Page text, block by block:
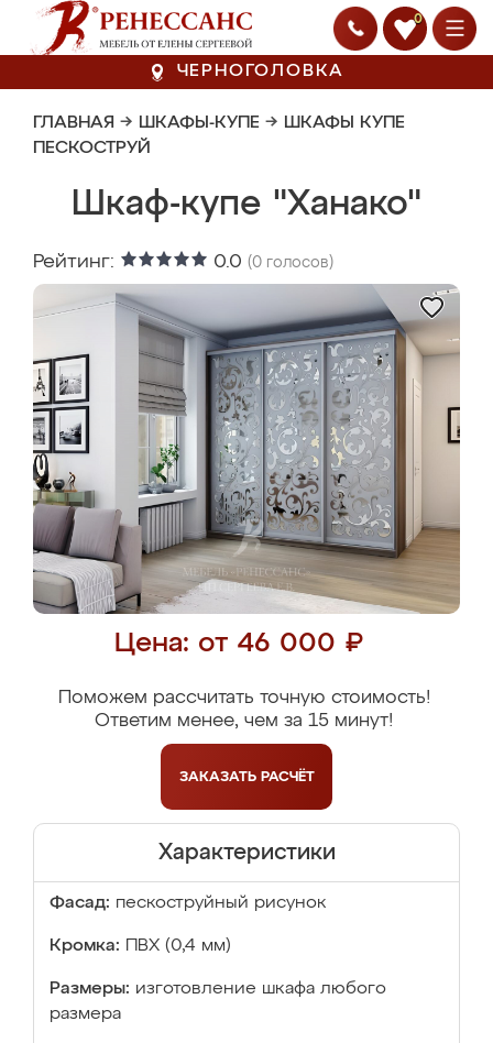
0
ЧЕРНОГОЛОВКА
ГЛАВНАЯ → ШКАФЫ-КУПЕ → ШКАФЫ КУПЕ
ПЕСКОСТРУЙ
Шкаф-купе "Ханако"
Рейтинг: 0.0 (0 голосов)
Цена: от 46 000 ₽
Поможем рассчитать точную стоимость!
Ответим менее, чем за 15 минут!
ЗАКАЗАТЬ РАСЧЁТ
Характеристики
Фасад: пескоструйный рисунок
Кромка: ПВХ (0,4 мм)
Размеры: изготовление шкафа любого
размера